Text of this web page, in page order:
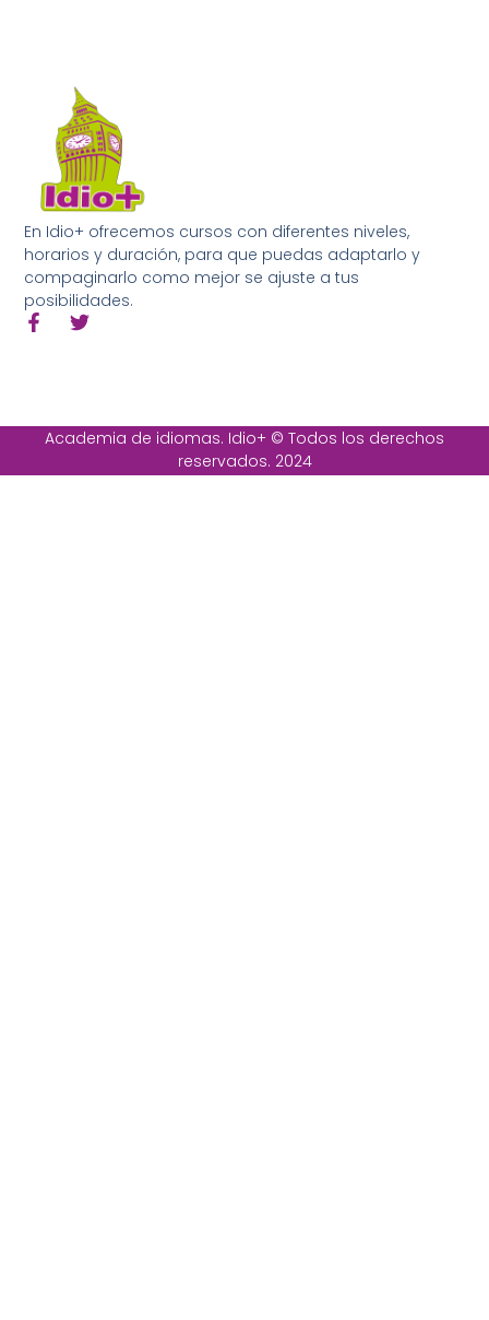
En Idio+ ofrecemos cursos con diferentes niveles,
horarios y duración, para que puedas adaptarlo y
compaginarlo como mejor se ajuste a tus
posibilidades.
Academia de idiomas. Idio+ © Todos los derechos
reservados. 2024